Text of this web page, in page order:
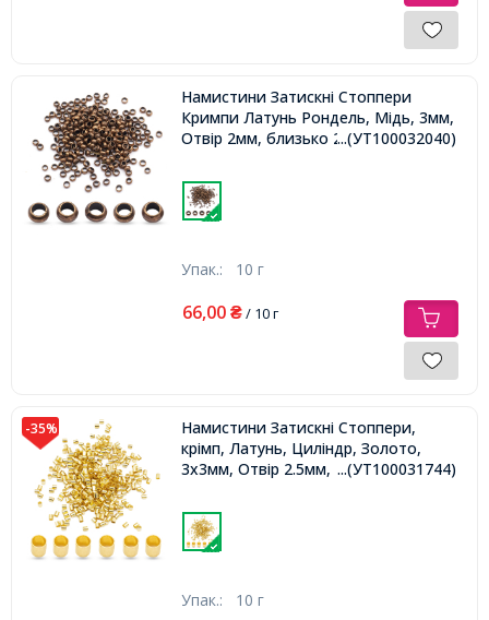
Намистини Затискні Стоппери
Кримпи Латунь Рондель, Мідь, 3мм,
Отвір 2мм, близько 200шт/10г,
...(УТ100032040)
Упак.: 10 г
66,00 ₴/ 10 г
-35%
Намистини Затискні Стоппери,
крімп, Латунь, Циліндр, Золото,
3х3мм, Отвір 2.5мм, ...(УТ100031744)
Упак.: 10 г